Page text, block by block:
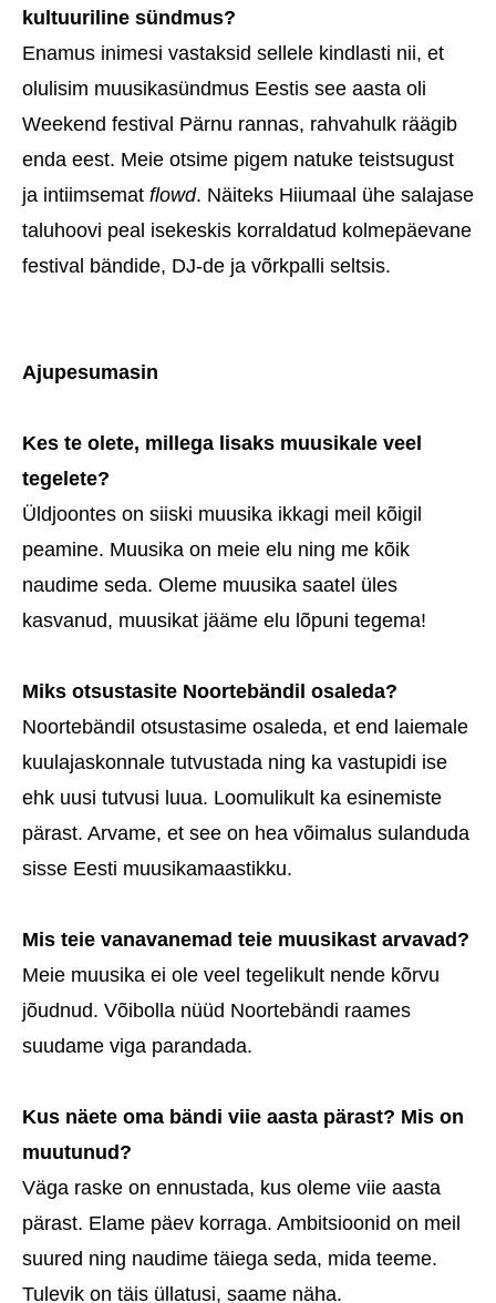
kultuuriline sündmus?
Enamus inimesi vastaksid sellele kindlasti nii, et
olulisim muusikasündmus Eestis see aasta oli
Weekend festival Pärnu rannas, rahvahulk räägib
enda eest. Meie otsime pigem natuke teistsugust
ja intiimsemat flowd. Näiteks Hiiumaal ühe salajase
taluhoovi peal isekeskis korraldatud kolmepäevane
festival bändide, DJ-de ja võrkpalli seltsis.
Ajupesumasin
Kes te olete, millega lisaks muusikale veel
tegelete?
Üldjoontes on siiski muusika ikkagi meil kõigil
peamine. Muusika on meie elu ning me kõik
naudime seda. Oleme muusika saatel üles
kasvanud, muusikat jääme elu lõpuni tegema!
Miks otsustasite Noortebändil osaleda?
Noortebändil otsustasime osaleda, et end laiemale
kuulajaskonnale tutvustada ning ka vastupidi ise
ehk uusi tutvusi luua. Loomulikult ka esinemiste
pärast. Arvame, et see on hea võimalus sulanduda
sisse Eesti muusikamaastikku.
Mis teie vanavanemad teie muusikast arvavad?
Meie muusika ei ole veel tegelikult nende kõrvu
jõudnud. Võibolla nüüd Noortebändi raames
suudame viga parandada.
Kus näete oma bändi viie aasta pärast? Mis on
muutunud?
Väga raske on ennustada, kus oleme viie aasta
pärast. Elame päev korraga. Ambitsioonid on meil
suured ning naudime täiega seda, mida teeme.
Tulevik on täis üllatusi, saame näha.